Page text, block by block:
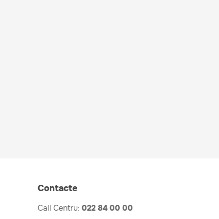
Contacte
Call Centru:022 84 00 00